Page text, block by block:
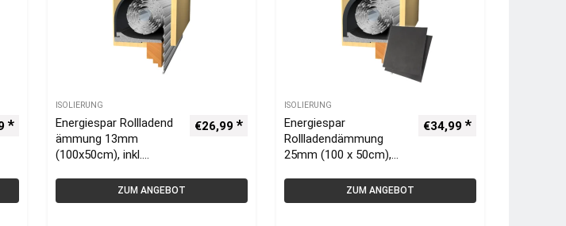
ISOLIERUNG
Energiespar Rollladend
ämmung 13mm
(100x50cm), inkl.
mung 100x24cm –
JAROLIFT
€26,99
ZUM ANGEBOT
ISOLIERUNG
Energiespar
Rollladendämmung
25mm (100 x 50cm),
Deckeldämmung 100 x
24cm +
€34,99
ZUM ANGEBOT